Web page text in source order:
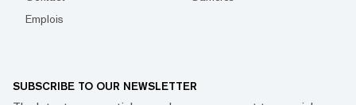
Emplois
SUBSCRIBE TO OUR NEWSLETTER